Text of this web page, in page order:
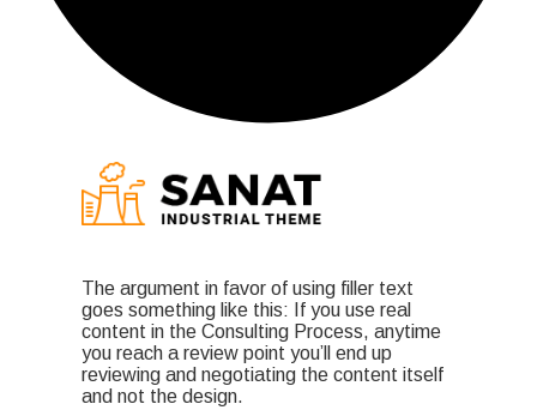
The argument in favor of using filler text
goes something like this: If you use real
content in the Consulting Process, anytime
you reach a review point you’ll end up
reviewing and negotiating the content itself
and not the design.